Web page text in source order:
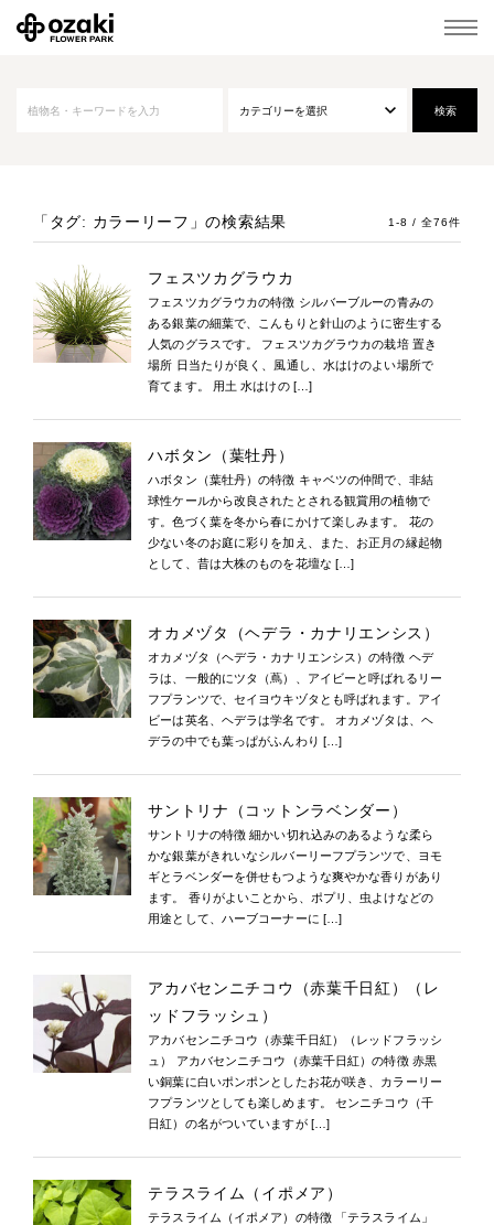
「タグ: カラーリーフ」の検索結果 1-8 / 全76件
フェスツカグラウカ
フェスツカグラウカの特徴 シルバーブルーの青みの
ある銀葉の細葉で、こんもりと針山のように密生する
人気のグラスです。 フェスツカグラウカの栽培 置き
場所 日当たりが良く、風通し、水はけのよい場所で
育てます。 用土 水はけの […]
ハボタン（葉牡丹）
ハボタン（葉牡丹）の特徴 キャベツの仲間で、非結
球性ケールから改良されたとされる観賞用の植物で
す。色づく葉を冬から春にかけて楽しみます。 花の
少ない冬のお庭に彩りを加え、また、お正月の縁起物
として、昔は大株のものを花壇な […]
オカメヅタ（ヘデラ・カナリエンシス）
オカメヅタ（ヘデラ・カナリエンシス）の特徴 ヘデ
ラは、一般的にツタ（蔦）、アイビーと呼ばれるリー
フプランツで、セイヨウキヅタとも呼ばれます。アイ
ビーは英名、ヘデラは学名です。 オカメヅタは、ヘ
デラの中でも葉っぱがふんわり […]
サントリナ（コットンラベンダー）
サントリナの特徴 細かい切れ込みのあるような柔ら
かな銀葉がきれいなシルバーリーフプランツで、ヨモ
ギとラベンダーを併せもつような爽やかな香りがあり
ます。 香りがよいことから、ポプリ、虫よけなどの
用途として、ハーブコーナーに […]
アカバセンニチコウ（赤葉千日紅）（レ
ッドフラッシュ）
アカバセンニチコウ（赤葉千日紅）（レッドフラッシ
ュ） アカバセンニチコウ（赤葉千日紅）の特徴 赤黒
い銅葉に白いポンポンとしたお花が咲き、カラーリー
フプランツとしても楽しめます。 センニチコウ（千
日紅）の名がついていますが […]
テラスライム（イポメア）
テラスライム（イポメア）の特徴 「テラスライム」